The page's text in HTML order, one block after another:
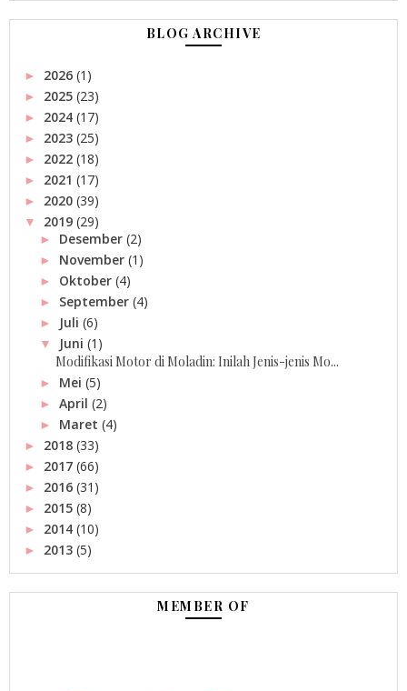
BLOG ARCHIVE
► 2026 (1)
► 2025 (23)
► 2024 (17)
► 2023 (25)
► 2022 (18)
► 2021 (17)
► 2020 (39)
▼ 2019 (29)
► Desember (2)
► November (1)
► Oktober (4)
► September (4)
► Juli (6)
▼ Juni (1)
Modifikasi Motor di Moladin: Inilah Jenis-jenis Mo...
► Mei (5)
► April (2)
► Maret (4)
► 2018 (33)
► 2017 (66)
► 2016 (31)
► 2015 (8)
► 2014 (10)
► 2013 (5)
MEMBER OF